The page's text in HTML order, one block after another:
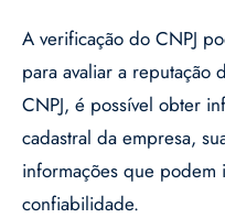
A verificação do CNPJ
para avaliar a reputação
CNPJ, é possível obter
cadastral da empresa,
informações que podem
confiabilidade.